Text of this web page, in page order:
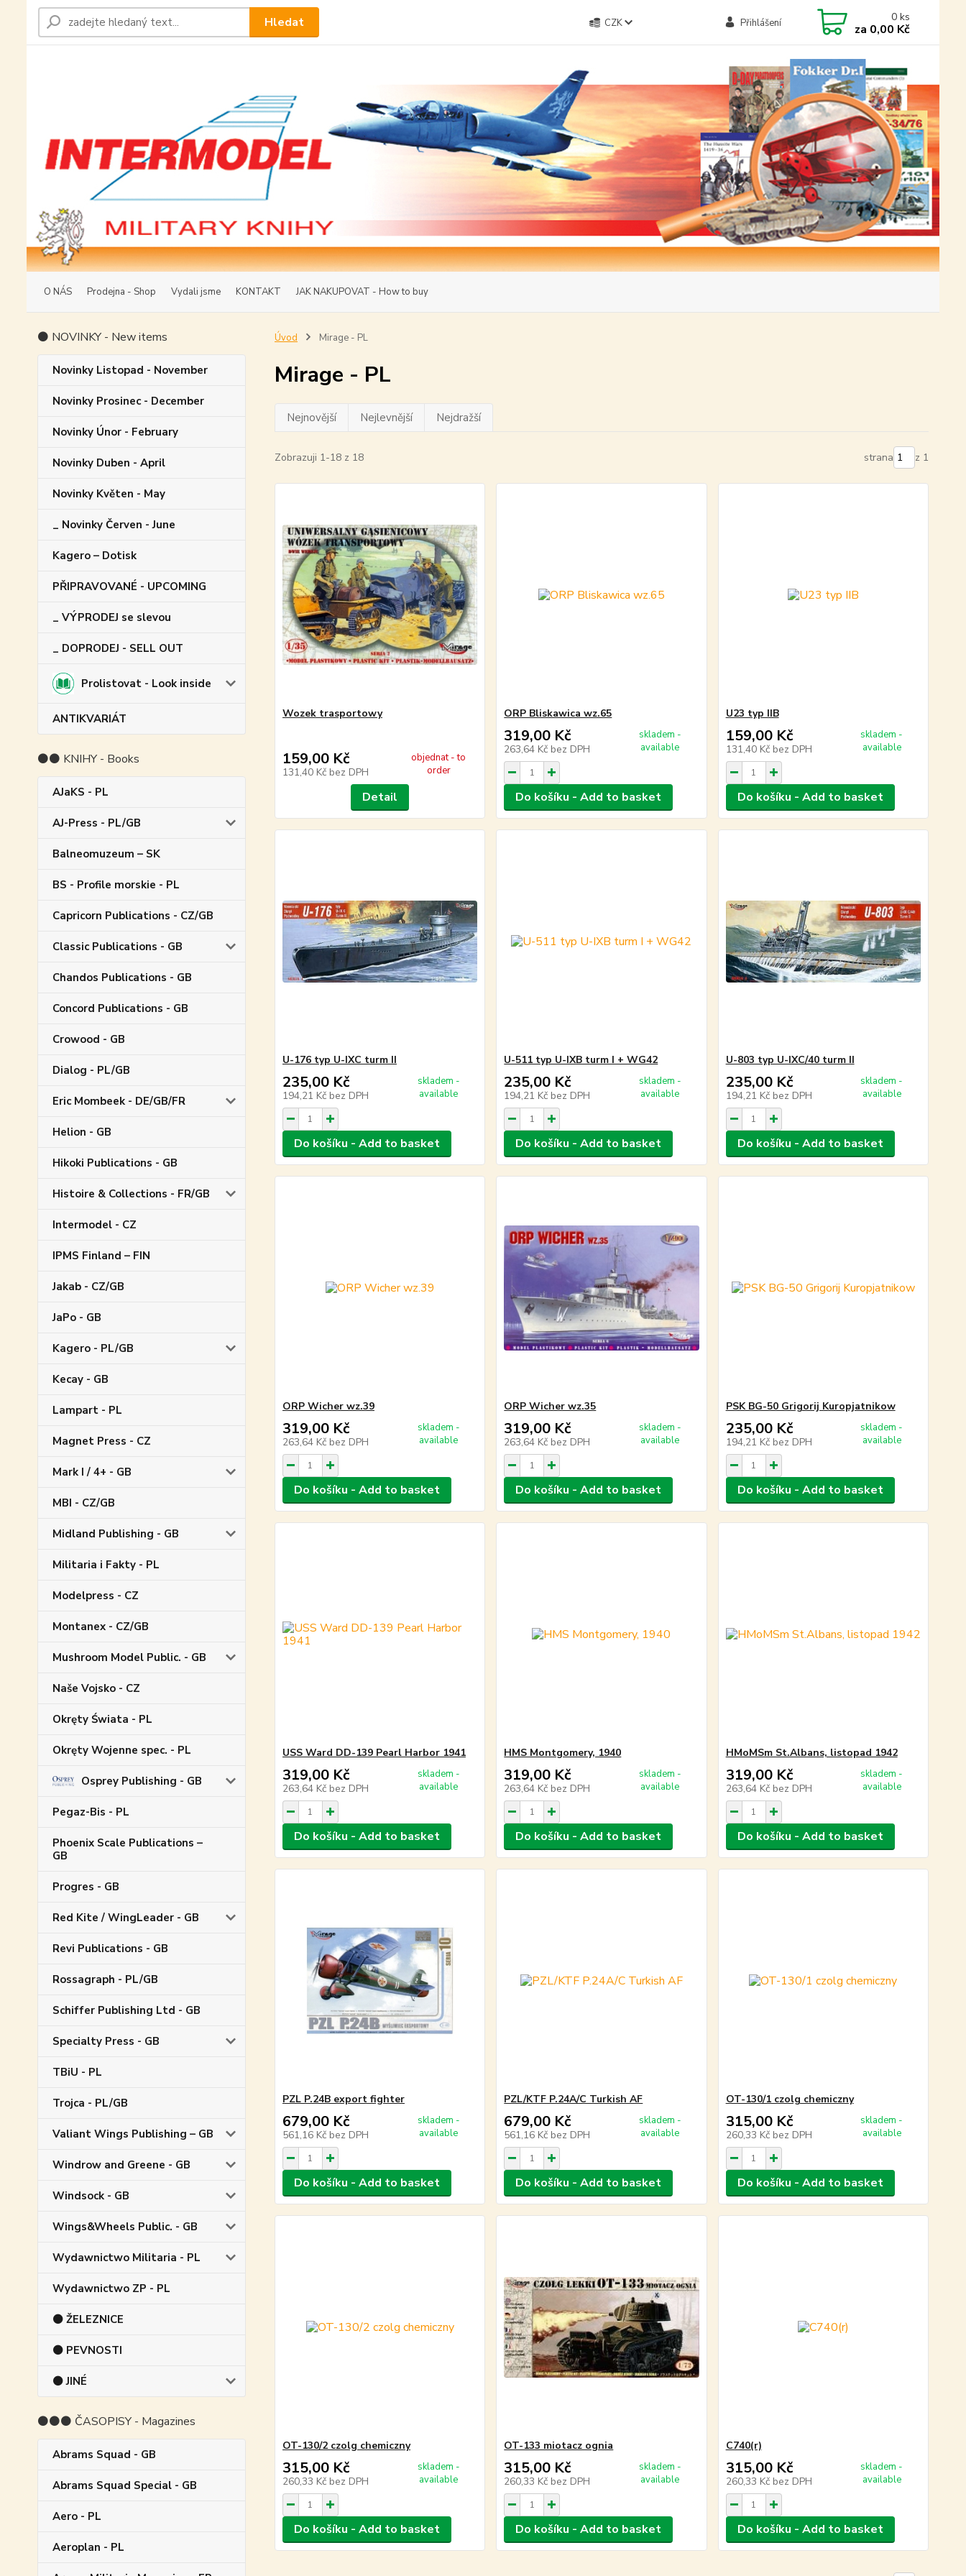
O NÁS Prodejna - Shop Vydali jsme KONTAKT JAK NAKUPOVAT - How to buy
CZK Přihlášení
Hledat 0 ks
za 0,00 Kč
⚫ NOVINKY - New items
Novinky Listopad - November
Novinky Prosinec - December
Novinky Únor - February
Novinky Duben - April
Novinky Květen - May
_ Novinky Červen - June
Kagero – Dotisk
PŘIPRAVOVANÉ - UPCOMING
_ VÝPRODEJ se slevou
_ DOPRODEJ - SELL OUT
Prolistovat - Look inside
ANTIKVARIÁT
⚫⚫ KNIHY - Books
AJaKS - PL
AJ-Press - PL/GB
Balneomuzeum – SK
BS - Profile morskie - PL
Capricorn Publications - CZ/GB
Classic Publications - GB
Chandos Publications - GB
Concord Publications - GB
Crowood - GB
Dialog - PL/GB
Eric Mombeek - DE/GB/FR
Helion - GB
Hikoki Publications - GB
Histoire & Collections - FR/GB
Intermodel - CZ
IPMS Finland – FIN
Jakab - CZ/GB
JaPo - GB
Kagero - PL/GB
Kecay - GB
Lampart - PL
Magnet Press - CZ
Mark I / 4+ - GB
MBI - CZ/GB
Midland Publishing - GB
Militaria i Fakty - PL
Modelpress - CZ
Montanex - CZ/GB
Mushroom Model Public. - GB
Naše Vojsko - CZ
Okręty Świata - PL
Okręty Wojenne spec. - PL
Osprey Publishing - GB
Pegaz-Bis - PL
Phoenix Scale Publications –
GB
Progres - GB
Red Kite / WingLeader - GB
Revi Publications - GB
Rossagraph - PL/GB
Schiffer Publishing Ltd - GB
Specialty Press - GB
TBiU - PL
Trojca - PL/GB
Valiant Wings Publishing – GB
Windrow and Greene - GB
Windsock - GB
Wings&Wheels Public. - GB
Wydawnictwo Militaria - PL
Wydawnictwo ZP - PL
⚫ ŽELEZNICE
⚫ PEVNOSTI
⚫ JINÉ
⚫⚫⚫ ČASOPISY - Magazines
Abrams Squad - GB
Abrams Squad Special - GB
Aero - PL
Aeroplan - PL
Úvod Mirage - PL
Mirage - PL
Nejnovější Nejlevnější Nejdražší
Zobrazuji 1-18 z 18 strana z 1
Wozek trasportowy
159,00 Kč
131,40 Kč bez DPH
objednat - to
order
Detail
ORP Bliskawica wz.65
319,00 Kč
263,64 Kč bez DPH
skladem -
available
Do košíku - Add to basket
U23 typ IIB
159,00 Kč
131,40 Kč bez DPH
skladem -
available
Do košíku - Add to basket
U-176 typ U-IXC turm II
235,00 Kč
194,21 Kč bez DPH
skladem -
available
Do košíku - Add to basket
U-511 typ U-IXB turm I + WG42
235,00 Kč
194,21 Kč bez DPH
skladem -
available
Do košíku - Add to basket
U-803 typ U-IXC/40 turm II
235,00 Kč
194,21 Kč bez DPH
skladem -
available
Do košíku - Add to basket
ORP Wicher wz.39
319,00 Kč
263,64 Kč bez DPH
skladem -
available
Do košíku - Add to basket
ORP Wicher wz.35
319,00 Kč
263,64 Kč bez DPH
skladem -
available
Do košíku - Add to basket
PSK BG-50 Grigorij Kuropjatnikow
235,00 Kč
194,21 Kč bez DPH
skladem -
available
Do košíku - Add to basket
USS Ward DD-139 Pearl Harbor 1941
319,00 Kč
263,64 Kč bez DPH
skladem -
available
Do košíku - Add to basket
HMS Montgomery, 1940
319,00 Kč
263,64 Kč bez DPH
skladem -
available
Do košíku - Add to basket
HMoMSm St.Albans, listopad 1942
319,00 Kč
263,64 Kč bez DPH
skladem -
available
Do košíku - Add to basket
PZL P.24B export fighter
679,00 Kč
561,16 Kč bez DPH
skladem -
available
Do košíku - Add to basket
PZL/KTF P.24A/C Turkish AF
679,00 Kč
561,16 Kč bez DPH
skladem -
available
Do košíku - Add to basket
OT-130/1 czolg chemiczny
315,00 Kč
260,33 Kč bez DPH
skladem -
available
Do košíku - Add to basket
OT-130/2 czolg chemiczny
315,00 Kč
260,33 Kč bez DPH
skladem -
available
Do košíku - Add to basket
OT-133 miotacz ognia
315,00 Kč
260,33 Kč bez DPH
skladem -
available
Do košíku - Add to basket
C740(r)
315,00 Kč
260,33 Kč bez DPH
skladem -
available
Do košíku - Add to basket